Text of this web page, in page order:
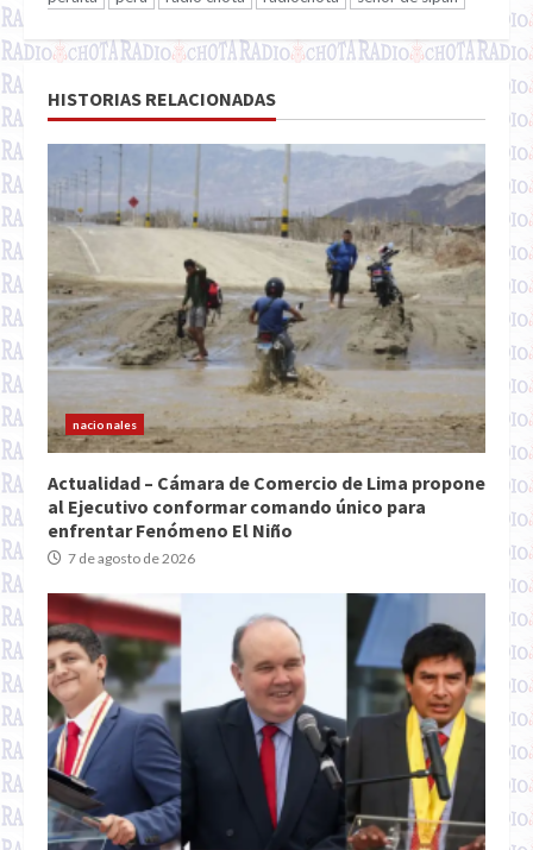
HISTORIAS RELACIONADAS
nacionales
Actualidad – Cámara de Comercio de Lima propone
al Ejecutivo conformar comando único para
enfrentar Fenómeno El Niño
7 de agosto de 2026